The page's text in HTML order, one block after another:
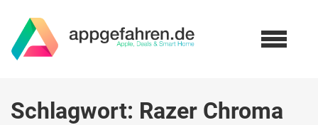
Schlagwort: Razer Chroma